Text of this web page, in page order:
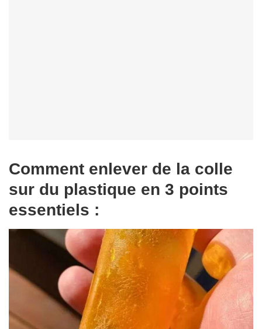
Comment enlever de la colle
sur du plastique en 3 points
essentiels :